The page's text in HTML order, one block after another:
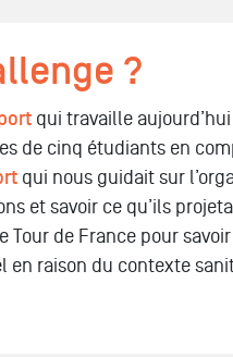
?
qui travaille
de cinq étudiants en
qui nous guidait sur
et savoir ce qu’ils
de France pour
en raison du contexte